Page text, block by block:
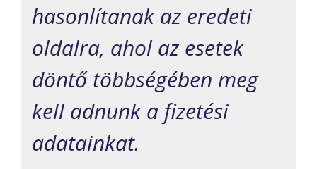
hasonlítanak az eredeti
oldalra, ahol az esetek
döntő többségében meg
kell adnunk a fizetési
adatainkat.